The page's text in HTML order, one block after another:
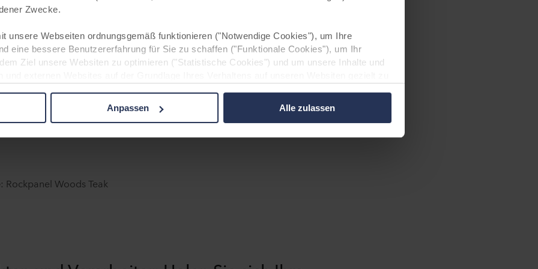
Zwecke.
unsere Webseiten ordnungsgemäß funktionieren ("Notwendige Cookies"), um Ihre
eine bessere Benutzererfahrung für Sie zu schaffen ("Funktionale Cookies"), um Ihr
Ziel unsere Websiten zu optimieren ("Statistische Cookies") und um unsere Inhalte und
notwendiger Cookies ist § 25 Abs. 2 TTDSG und für die weitere Datenverarbeitung
Sie unsere Internetpräsenz nicht wie von uns geplant nutzen. Im Übrigen werden
Einsatz nicht notwendiger Cookies) nur nach Ihrer ausdrücklichen Einwilligung
in diesem Fall § 25 Abs. 1 TTDSG i.V.m. Art. 6 Abs. 1 lit. a DSGVO.
Anpassen Alle zulassen
: Rockpanel Woods Teak